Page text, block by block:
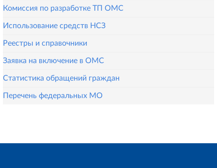
Комиссия по разработке ТП ОМС
Использование средств НСЗ
Реестры и справочники
Заявка на включение в ОМС
Статистика обращений граждан
Перечень федеральных МО